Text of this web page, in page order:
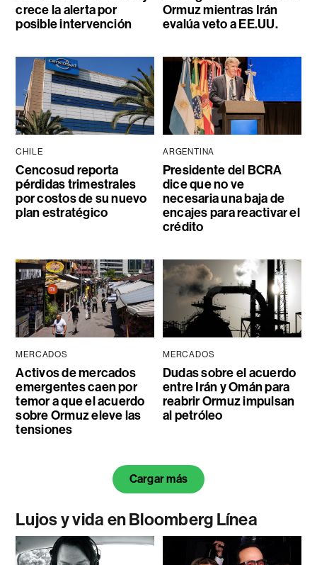
crece la alerta por
posible intervención
Ormuz mientras Irán
evalúa veto a EE.UU.
CHILE
Cencosud reporta
pérdidas trimestrales
por costos de su nuevo
plan estratégico
ARGENTINA
Presidente del BCRA
dice que no ve
necesaria una baja de
encajes para reactivar el
crédito
MERCADOS
Activos de mercados
emergentes caen por
temor a que el acuerdo
sobre Ormuz eleve las
tensiones
MERCADOS
Dudas sobre el acuerdo
entre Irán y Omán para
reabrir Ormuz impulsan
al petróleo
Cargar más
Lujos y vida en Bloomberg Línea